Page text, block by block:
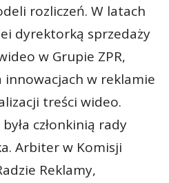
rozliczeń. W latach
dyrektorką sprzedaży
w Grupie ZPR,
innowacjach w reklamie
treści wideo.
członkinią rady
Arbiter w Komisji
Reklamy,